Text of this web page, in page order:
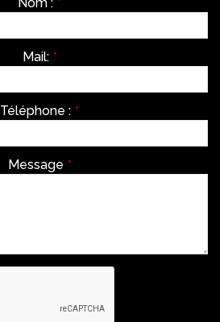
*
Mail: *
Téléphone : *
Message *